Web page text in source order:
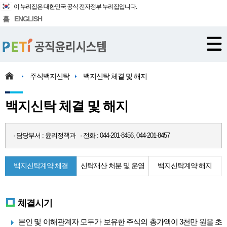
이 누리집은 대한민국 공식 전자정부 누리집입니다.
홈 ENGLISH
주식백지신탁 백지신탁 체결 및 해지
백지신탁 체결 및 해지
· 담당부서 : 윤리정책과 · 전화 : 044-201-8456, 044-201-8457
백지신탁계약 체결 신탁재산 처분 및 운영 백지신탁계약 해지
체결시기
본인 및 이해관계자 모두가 보유한 주식의 총가액이 3천만 원을 초